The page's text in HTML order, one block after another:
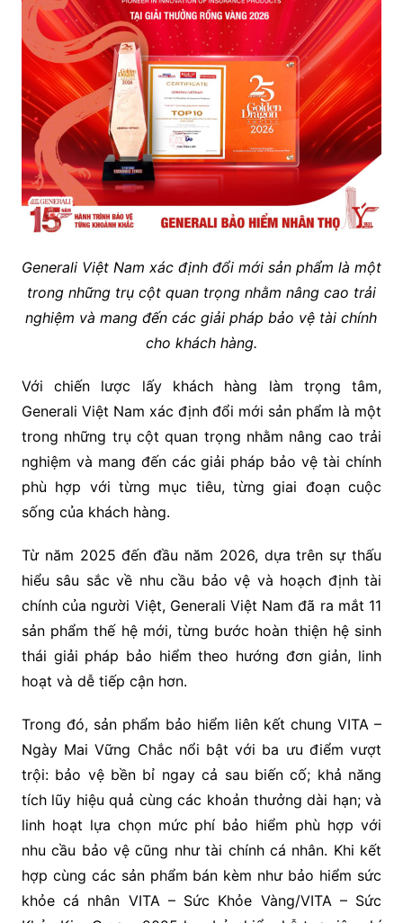
Generali Việt Nam xác định đổi mới sản phẩm là một
trong những trụ cột quan trọng nhằm nâng cao trải
nghiệm và mang đến các giải pháp bảo vệ tài chính
cho khách hàng.
Với chiến lược lấy khách hàng làm trọng tâm,
Generali Việt Nam xác định đổi mới sản phẩm là một
trong những trụ cột quan trọng nhằm nâng cao trải
nghiệm và mang đến các giải pháp bảo vệ tài chính
phù hợp với từng mục tiêu, từng giai đoạn cuộc
sống của khách hàng.
Từ năm 2025 đến đầu năm 2026, dựa trên sự thấu
hiểu sâu sắc về nhu cầu bảo vệ và hoạch định tài
chính của người Việt, Generali Việt Nam đã ra mắt 11
sản phẩm thế hệ mới, từng bước hoàn thiện hệ sinh
thái giải pháp bảo hiểm theo hướng đơn giản, linh
hoạt và dễ tiếp cận hơn.
Trong đó, sản phẩm bảo hiểm liên kết chung VITA –
Ngày Mai Vững Chắc nổi bật với ba ưu điểm vượt
trội: bảo vệ bền bỉ ngay cả sau biến cố; khả năng
tích lũy hiệu quả cùng các khoản thưởng dài hạn; và
linh hoạt lựa chọn mức phí bảo hiểm phù hợp với
nhu cầu bảo vệ cũng như tài chính cá nhân. Khi kết
hợp cùng các sản phẩm bán kèm như bảo hiểm sức
khỏe cá nhân VITA – Sức Khỏe Vàng/VITA – Sức